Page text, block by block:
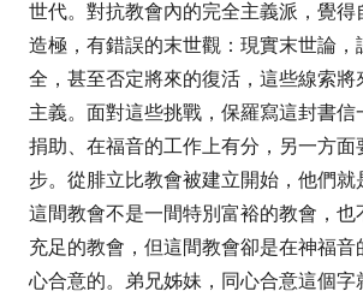
世代。對抗教會內的完全主義派，覺得
造極，有錯誤的末世觀：現實末世論
全，甚至否定將來的復活，這些線索
主義。面對這些挑戰，保羅寫這封書
捐助、在福音的工作上有分，另一方面
步。從腓立比教會被建立開始，他們就
這間教會不是一間特別富裕的教會，
充足的教會，但這間教會卻是在神福
心合意的。弟兄姊妹，同心合意這個字